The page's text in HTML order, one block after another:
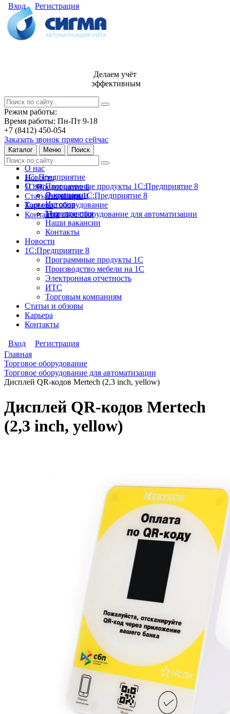
Вход Регистрация
Делаем учёт
эффективным
Режим работы:
Время работы: Пн-Пт 9-18
+7 (8412) 450-054
Заказать звонок прямо сейчас
Каталог Меню Поиск
О нас
Новости
1С:Предприятие 8
Статьи и обзоры
Карьера
Контакты
1С: Предприятие
Программные продукты 1С:Предприятие 8
Лицензии 1С:Предприятие 8
Торговое оборудование
Торговое оборудование для автоматизации
О нас
О компании
История
Мероприятия
Наши вакансии
Контакты
Новости
1С:Предприятие 8
Программные продукты 1С
Производство мебели на 1С
Электронная отчетность
ИТС
Торговым компаниям
Статьи и обзоры
Карьера
Контакты
Вход
Регистрация
Главная
Торговое оборудование
Торговое оборудование для автоматизации
Дисплей QR-кодов Mertech (2,3 inch, yellow)
Дисплей QR-кодов Mertech
(2,3 inch, yellow)